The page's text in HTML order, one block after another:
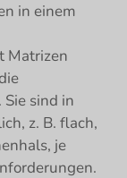
in einem
Matrizen
sind in
z. B. flach,
je